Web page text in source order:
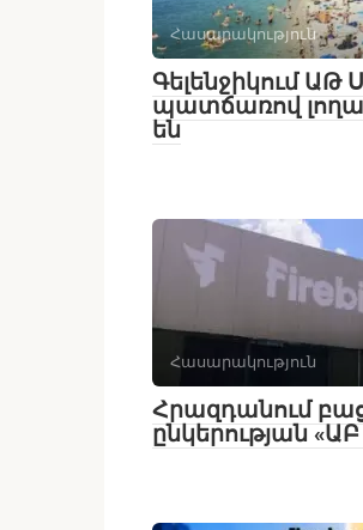
Հասարակություն
Գելենջիկում ԱԹ
պատճառով
են
Հասարակություն
Հրազդանում
ընկերության